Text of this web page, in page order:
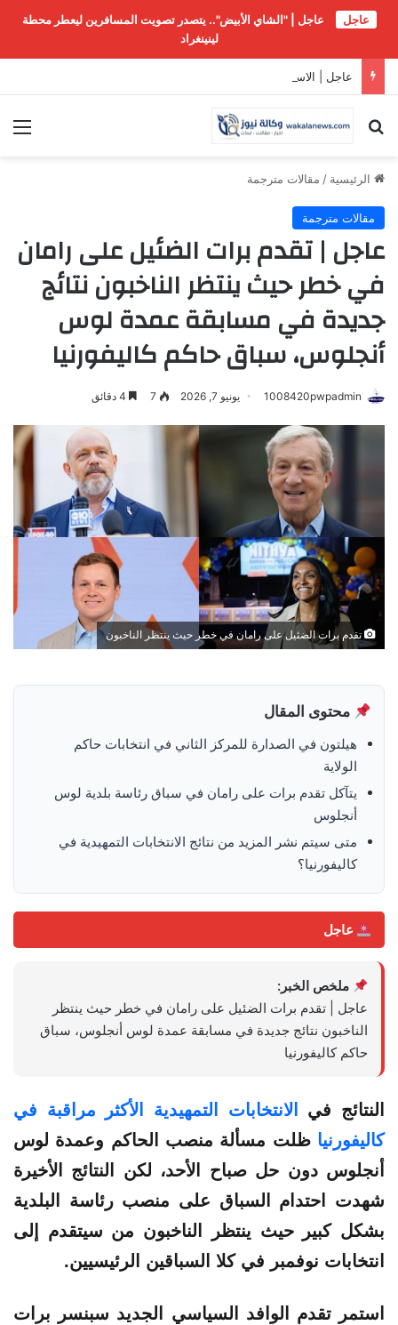
عاجل
عاجل | "الشاي الأبيض".. يتصدر تصويت المسافرين ليعطر محطة
لينينغراد
بحث عن
الرئيسية / مقالات مترجمة
مقالات مترجمة
عاجل | تقدم برات الضئيل على رامان
في خطر حيث ينتظر الناخبون نتائج
جديدة في مسابقة عمدة لوس
أنجلوس، سباق حاكم كاليفورنيا
1008420pwpadmin يونيو 7, 2026 7
تقدم برات الضئيل على رامان في خطر حيث ينتظر الناخبون
محتوى المقال
هيلتون في الصدارة للمركز الثاني في انتخابات حاكم
الولاية
يتآكل تقدم برات على رامان في سباق رئاسة بلدية لوس
أنجلوس
متى سيتم نشر المزيد من نتائج الانتخابات التمهيدية في
كاليفورنيا؟
عاجل
ملخص الخبر:
عاجل | تقدم برات الضئيل على رامان في خطر حيث ينتظر
الناخبون نتائج جديدة في مسابقة عمدة لوس أنجلوس، سباق
حاكم كاليفورنيا
النتائج في
الانتخابات التمهيدية الأكثر مراقبة في
كاليفورنيا ظلت مسألة منصب الحاكم وعمدة لوس
أنجلوس دون حل صباح الأحد، لكن النتائج الأخيرة
شهدت احتدام السباق على منصب رئاسة البلدية
بشكل كبير حيث ينتظر الناخبون من سيتقدم إلى
انتخابات نوفمبر في كلا السباقين الرئيسيين.
استمر تقدم الوافد السياسي الجديد سبنسر برات